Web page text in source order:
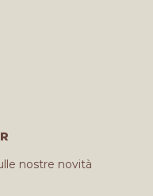
nostre novità